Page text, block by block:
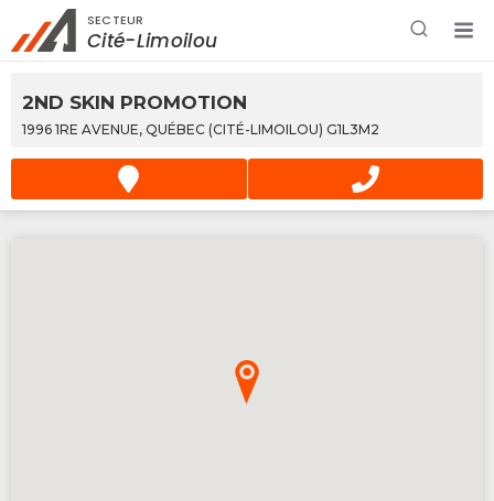
Rechercher à proximité - Entreprise / Rabais /
Services
SECTEUR
Cité-Limoilou
2ND SKIN PROMOTION
1996 1RE AVENUE, QUÉBEC (CITÉ-LIMOILOU) G1L3M2